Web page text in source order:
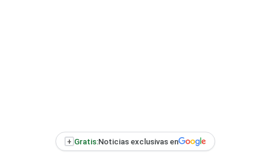
+ Gratis:Noticias exclusivas en